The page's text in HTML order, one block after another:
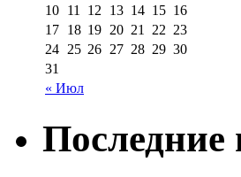
« Июл
10 11 12 13 14 15 16
17 18 19 20 21 22 23
24 25 26 27 28 29 30
31
Последние